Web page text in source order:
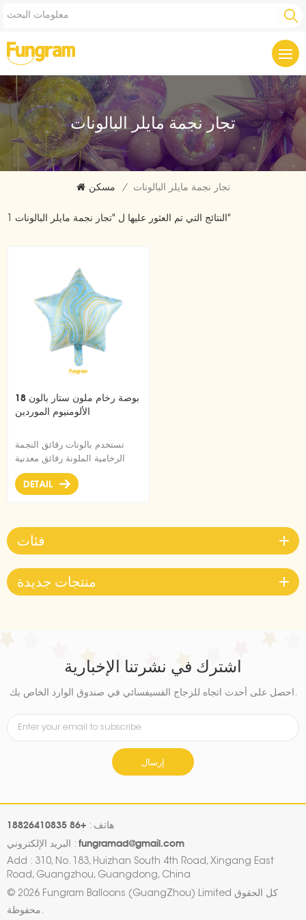
تجار نجمة مايلر البالونات
مسكن / تجار نجمة مايلر البالونات
1 النتائج التي تم العثور عليها ل "تجار نجمة مايلر البالونات"
18 بوصة رخام ملون ستار بالون
الألومنيوم الموردين
تستخدم بالونات رقائق النجمة
الرخامية الملونة رقائق معدنية
عالية الجودة سميكة من البالونات
الرقيقة العامة
DETAIL
فئات
منتجات جديدة
اشترك في نشرتنا الإخبارية
احصل على أحدث اتجاه للزجاج الفسيفسائي في صندوق الوارد الخاص بك.
إرسال
هاتف : +86 18826410835
البريد الإلكتروني : fungramad@gmail.com
Add : 310, No. 183, Huizhan South 4th Road, Xingang East
Road, Guangzhou, Guangdong, China
© 2026 Fungram Balloons (GuangZhou) Limited كل الحقوق
محفوظة.